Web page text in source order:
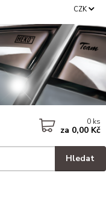
CZK
Hledat
0 ks
za 0,00 Kč